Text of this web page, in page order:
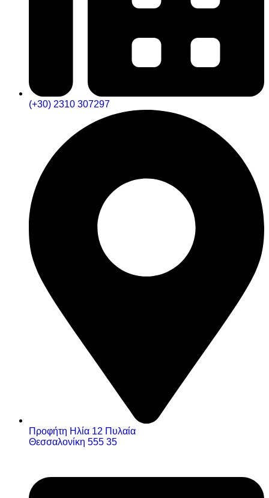
(+30) 2310 307297
Προφήτη Ηλία 12 Πυλαία
Θεσσαλονίκη 555 35